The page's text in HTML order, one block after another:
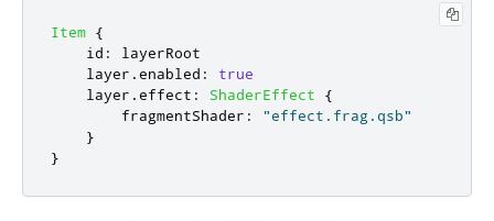
Item {
id :
layerRoot
layer .enabled :
true
layer .effect : ShaderEffect
{
fragmentShader :
"effect.frag.qsb"
}
}